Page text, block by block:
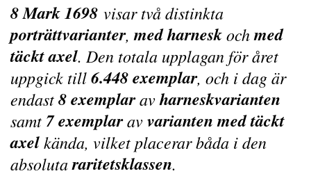
8 Mark 1698 visar två distinkta
porträttvarianter,med harneskochmed
täckt axel. Den totala upplagan för året
uppgick till6.448 exemplar, och i dag är
endast8 exemplaravharneskvarianten
samt 7 exemplaravvarianten med täckt
axelkända, vilket placerar båda i den
absolutararitetsklassen.